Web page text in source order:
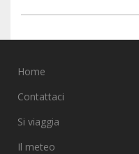
Home
Contattaci
Si viaggia
Il meteo